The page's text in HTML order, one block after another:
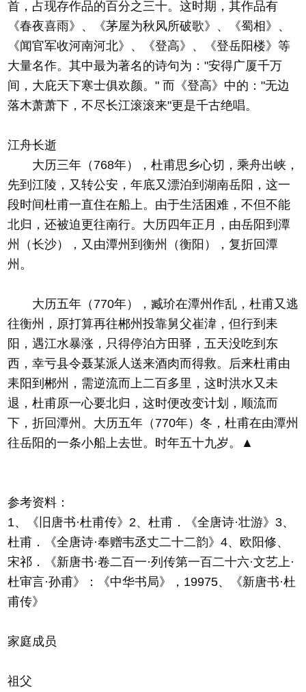
首，占现存作品的百分之三十。这时期，其作品有
《春夜喜雨》、《茅屋为秋风所破歌》、《蜀相》、
《闻官军收河南河北》、《登高》、《登岳阳楼》等
大量名作。其中最为著名的诗句为："安得广厦千万
间，大庇天下寒士俱欢颜。" 而《登高》中的："无边
落木萧萧下，不尽长江滚滚来"更是千古绝唱。
江舟长逝
大历三年（768年），杜甫思乡心切，乘舟出峡，
先到江陵，又转公安，年底又漂泊到湖南岳阳，这一
段时间杜甫一直住在船上。由于生活困难，不但不能
北归，还被迫更往南行。大历四年正月，由岳阳到潭
州（长沙），又由潭州到衡州（衡阳），复折回潭
州。
大历五年（770年），臧玠在潭州作乱，杜甫又逃
往衡州，原打算再往郴州投靠舅父崔湋，但行到耒
阳，遇江水暴涨，只得停泊方田驿，五天没吃到东
西，幸亏县令聂某派人送来酒肉而得救。后来杜甫由
耒阳到郴州，需逆流而上二百多里，这时洪水又未
退，杜甫原一心要北归，这时便改变计划，顺流而
下，折回潭州。大历五年（770年）冬，杜甫在由潭州
往岳阳的一条小船上去世。时年五十九岁。▲
参考资料：
1、《旧唐书·杜甫传》2、杜甫．《全唐诗·壮游》3、
杜甫．《全唐诗·奉赠韦丞丈二十二韵》4、欧阳修、
宋祁．《新唐书·卷二百一·列传第一百二十六·文艺上·
杜审言·孙甫》：《中华书局》，19975、《新唐书·杜
甫传》
家庭成员
祖父